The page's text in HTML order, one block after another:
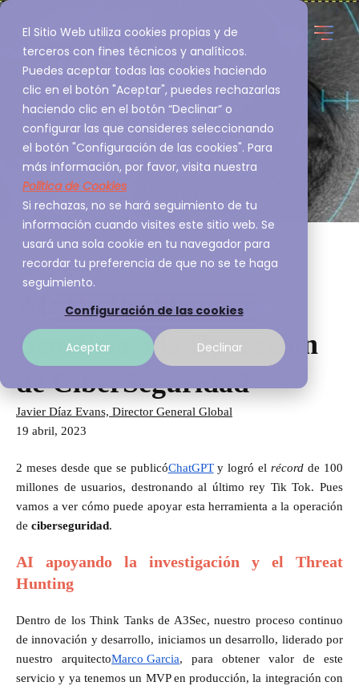
El Sitio Web utiliza cookies propias y de
terceros con fines técnicos y analíticos.
Puedes aceptar todas las cookies haciendo
clic en el botón "Aceptar", puedes rechazarlas
haciendo clic en el botón “Declinar” o
configurar las que consideres seleccionando
el botón "Configuración de las cookies". Para
más información, por favor, visita nuestra
Política de Cookies
Si rechazas, no se hará seguimiento de tu
información cuando visites este sitio web. Se
usará una sola cookie en tu navegador para
recordar tu preferencia de que no se te haga
seguimiento.
Configuración de las cookies
Aceptar Declinar
AI: Un Problema o
Beneficio a la Operación
de CiberSeguridad
Javier Díaz Evans, Director General Global
19 abril, 2023
2 meses desde que se publicóChatGPTy logró elrécord de 100
millones de usuarios, destronando al último rey Tik Tok. Pues
vamos a ver cómo puede apoyar esta herramienta a la operación
de ciberseguridad.
AI apoyando la investigación y el Threat
Hunting
Dentro de los Think Tanks de A3Sec, nuestro proceso continuo
de innovación y desarrollo, iniciamos un desarrollo, liderado por
nuestro arquitectoMarco Garcia, para obtener valor de este
servicio y ya tenemos un MVP en producción, la integración con